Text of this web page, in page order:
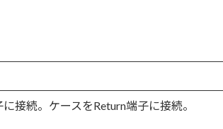
接続。ケースをReturn端子に接続。